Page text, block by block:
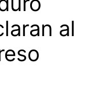
al